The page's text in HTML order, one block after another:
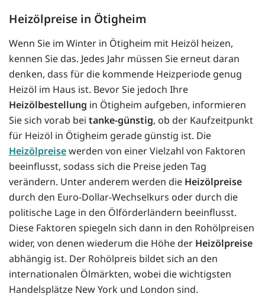
Heizölpreise in Ötigheim
Wenn Sie im Winter in Ötigheim mit Heizöl heizen,
kennen Sie das. Jedes Jahr müssen Sie erneut daran
denken, dass für die kommende Heizperiode genug
Heizöl im Haus ist. Bevor Sie jedoch Ihre
Heizölbestellung in Ötigheim aufgeben, informieren
Sie sich vorab bei tanke-günstig, ob der Kaufzeitpunkt
für Heizöl in Ötigheim gerade günstig ist. Die
Heizölpreisewerden von einer Vielzahl von Faktoren
beeinflusst, sodass sich die Preise jeden Tag
verändern. Unter anderem werden die Heizölpreise
durch den Euro-Dollar-Wechselkurs oder durch die
politische Lage in den Ölförderländern beeinflusst.
Diese Faktoren spiegeln sich dann in den Rohölpreisen
wider, von denen wiederum die Höhe der Heizölpreise
abhängig ist. Der Rohölpreis bildet sich an den
internationalen Ölmärkten, wobei die wichtigsten
Handelsplätze New York und London sind.